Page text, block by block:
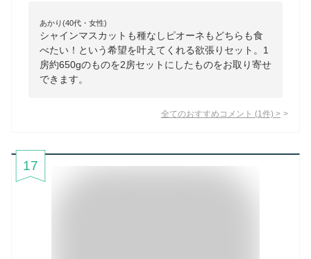
あかり(40代・女性)
シャインマスカットも種なしピオーネもどちらも食
べたい！という希望を叶えてくれる欲張りセット。1
房約650gのものを2房セットにしたものをお取り寄せ
できます。
全てのおすすめコメント (1 件) >
17